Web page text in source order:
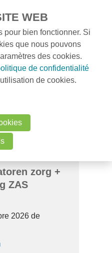
MENU
zorg +
ZAS
2026 de
WEB
pour bien fonctionner. Si
que nous pouvons
des cookies.
de confidentialité
de cookies.